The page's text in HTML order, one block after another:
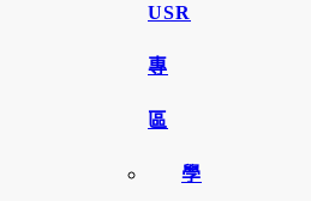
USR
專
區
學